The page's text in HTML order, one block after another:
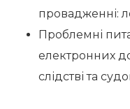
провадженні:
Проблемні
електронних
слідстві та